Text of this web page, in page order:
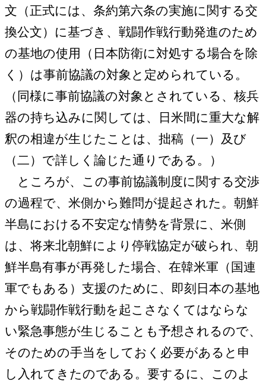
文（正式には、条約第六条の実施に関する交
換公文）に基づき、戦闘作戦行動発進のため
の基地の使用（日本防衛に対処する場合を除
く）は事前協議の対象と定められている。
（同様に事前協議の対象とされている、核兵
器の持ち込みに関しては、日米間に重大な解
釈の相違が生じたことは、拙稿（一）及び
（二）で詳しく論じた通りである。）
ところが、この事前協議制度に関する交渉
の過程で、米側から難問が提起された。朝鮮
半島における不安定な情勢を背景に、米側
は、将来北朝鮮により停戦協定が破られ、朝
鮮半島有事が再発した場合、在韓米軍（国連
軍でもある）支援のために、即刻日本の基地
から戦闘作戦行動を起こさなくてはならな
い緊急事態が生じることも予想されるので、
そのための手当をしておく必要があると申
し入れてきたのである。要するに、このよ